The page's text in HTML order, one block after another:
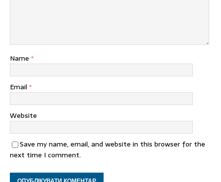
Name *
Email *
Website
Save my name, email, and website in this browser for the
next time I comment.